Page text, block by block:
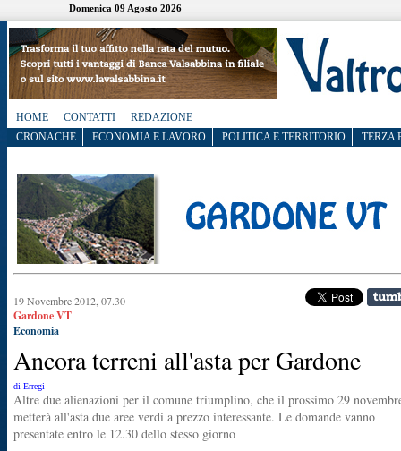
Domenica 09 Agosto 2026
HOME CONTATTI
REDAZIONE
CRONACHE
ECONOMIA E LAVORO POLITICA E TERRITORIO TERZA
19 Novembre 2012, 07.30
Gardone VT
Economia
Ancora terreni all'asta per Gardone
di Erregi
Altre due alienazioni per il comune triumplino, che il prossimo 29
metterà all'asta due aree verdi a prezzo interessante. Le domande vanno
presentate entro le 12.30 dello stesso giorno